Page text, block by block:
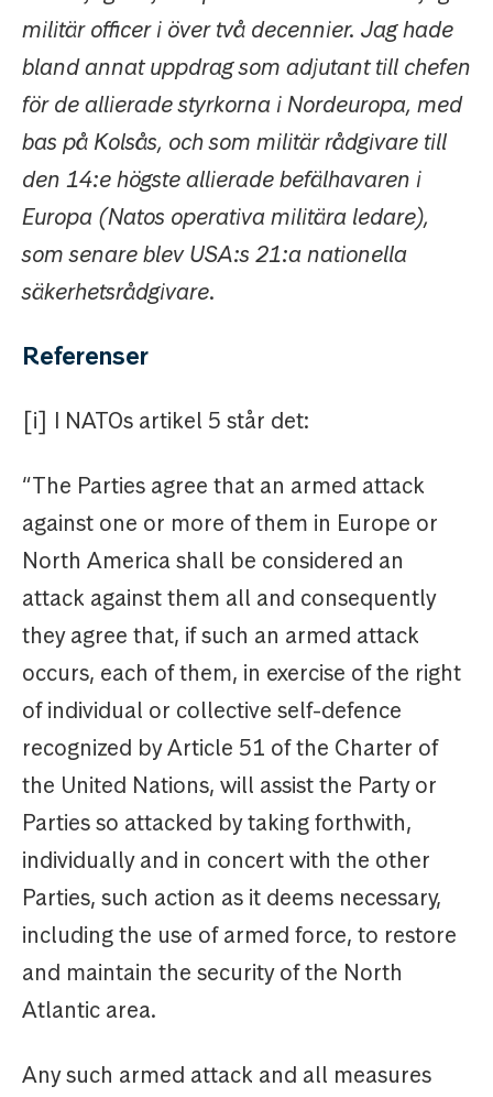
militär officer i över två decennier. Jag hade
bland annat uppdrag som adjutant till chefen
för de allierade styrkorna i Nordeuropa, med
bas på Kolsås, och som militär rådgivare till
den 14:e högste allierade befälhavaren i
Europa (Natos operativa militära ledare),
som senare blev USA:s 21:a nationella
säkerhetsrådgivare.
Referenser
[i] I NATOs artikel 5 står det:
“The Parties agree that an armed attack
against one or more of them in Europe or
North America shall be considered an
attack against them all and consequently
they agree that, if such an armed attack
occurs, each of them, in exercise of the right
of individual or collective self-defence
recognized by Article 51 of the Charter of
the United Nations, will assist the Party or
Parties so attacked by taking forthwith,
individually and in concert with the other
Parties, such action as it deems necessary,
including the use of armed force, to restore
and maintain the security of the North
Atlantic area.
Any such armed attack and all measures